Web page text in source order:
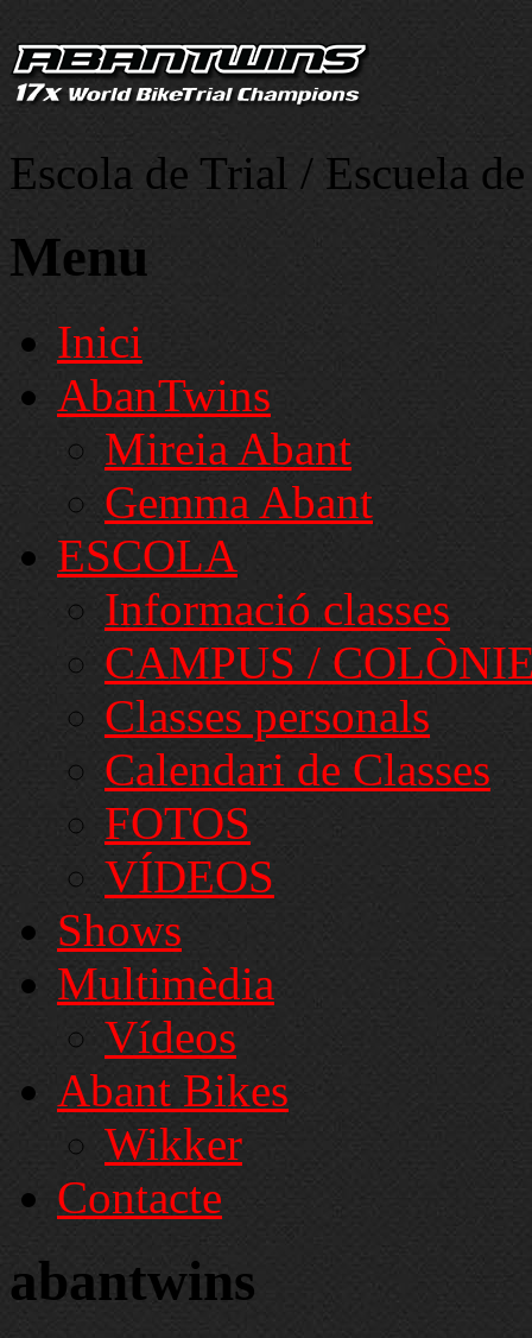
Escola de Trial / Escuela
Menu
Inici
AbanTwins
Mireia Abant
Gemma Abant
ESCOLA
Informació classes
CAMPUS /
Classes personals
Calendari de Classes
FOTOS
VÍDEOS
Shows
Multimèdia
Vídeos
Abant Bikes
Wikker
Contacte
abantwins